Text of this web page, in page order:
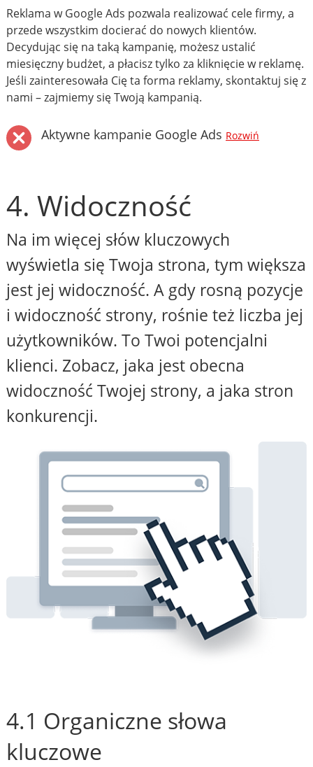
Reklama w Google Ads pozwala realizować cele firmy, a
przede wszystkim docierać do nowych klientów.
Decydując się na taką kampanię, możesz ustalić
miesięczny budżet, a płacisz tylko za kliknięcie w reklamę.
Jeśli zainteresowała Cię ta forma reklamy, skontaktuj się z
nami – zajmiemy się Twoją kampanią.
Aktywne kampanie Google Ads Rozwiń
4. Widoczność
Na im więcej słów kluczowych
wyświetla się Twoja strona, tym większa
jest jej widoczność. A gdy rosną pozycje
i widoczność strony, rośnie też liczba jej
użytkowników. To Twoi potencjalni
klienci. Zobacz, jaka jest obecna
widoczność Twojej strony, a jaka stron
konkurencji.
4.1 Organiczne słowa
kluczowe